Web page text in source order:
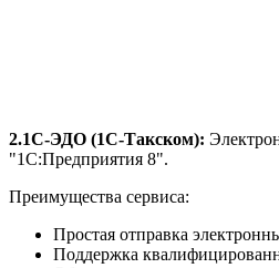
2.1С-ЭДО (1С-Такском):
"1С:Предприятия 8".
Преимущества сервиса:
Простая отправка
Поддержка